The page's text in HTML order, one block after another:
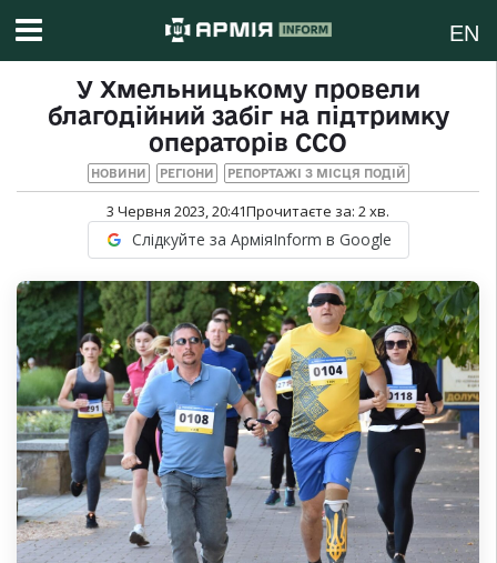
EN
У Хмельницькому провели
благодійний забіг на підтримку
операторів ССО
НОВИНИ РЕГІОНИ РЕПОРТАЖІ З МІСЦЯ ПОДІЙ
3 Червня 2023, 20:41Прочитаєте за: 2хв.
Слідкуйте за АрміяInform в Google